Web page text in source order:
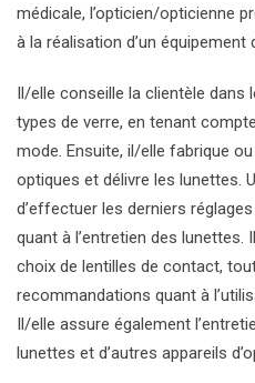
médicale, l’opticien/opticienne
à la réalisation d’un équipement
Il/elle conseille la clientèle dans
types de verre, en tenant
mode. Ensuite, il/elle fabrique
optiques et délivre les lunettes.
d’effectuer les derniers
quant à l’entretien des lunettes.
choix de lentilles de contact,
recommandations quant à
Il/elle assure également
lunettes et d’autres appareils